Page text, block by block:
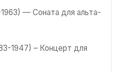
— Соната для альта-
1947) – Концерт для